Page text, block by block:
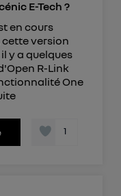
E-Tech ?
en cours
version
y a quelques
R-Link
One
1
et une référence
numéro de
connexion
utilisant la
se verront
En général :
sera basée
ayant consentis.
sera basée